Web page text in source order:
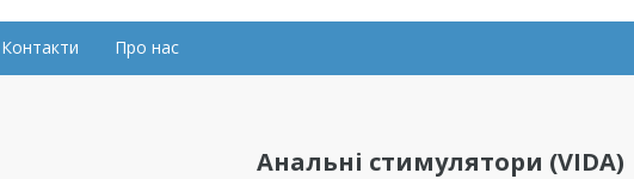
Контакти Про нас
Анальні стимулятори (VIDA)